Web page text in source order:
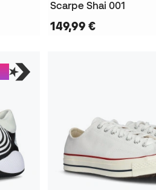
Scarpe Shai 001
149,99 €